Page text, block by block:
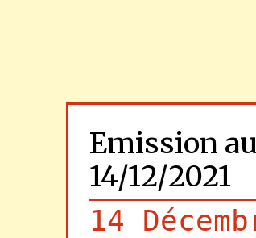
Emission
14/12/2021
14